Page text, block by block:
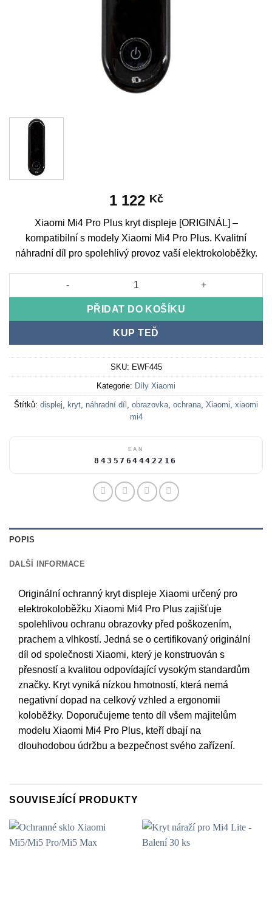
1 122 Kč
Xiaomi Mi4 Pro Plus kryt displeje [ORIGINÁL] –
kompatibilní s modely Xiaomi Mi4 Pro Plus. Kvalitní
náhradní díl pro spolehlivý provoz vaší elektrokoloběžky.
Xiaomi Mi4 Pro Plus display cover [ORIGINAL] množství
PŘIDAT DO KOŠÍKU
KUP TEĎ
SKU: EWF445
Kategorie: Díly Xiaomi
Štítků: displej, kryt, náhradní díl , obrazovka, ochrana, Xiaomi, xiaomi
mi4
EAN
8435764442216
POPIS
DALŠÍ INFORMACE
Originální ochranný kryt displeje Xiaomi určený pro
elektrokoloběžku Xiaomi Mi4 Pro Plus zajišťuje
spolehlivou ochranu obrazovky před poškozením,
prachem a vlhkostí. Jedná se o certifikovaný originální
díl od společnosti Xiaomi, který je konstruován s
přesností a kvalitou odpovídající vysokým standardům
značky. Kryt vyniká nízkou hmotností, která nemá
negativní dopad na celkový vzhled a ergonomii
koloběžky. Doporučujeme tento díl všem majitelům
modelu Xiaomi Mi4 Pro Plus, kteří dbají na
dlouhodobou údržbu a bezpečnost svého zařízení.
SOUVISEJÍCÍ PRODUKTY